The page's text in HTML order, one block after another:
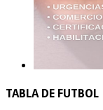
TABLA DE FUTBOL